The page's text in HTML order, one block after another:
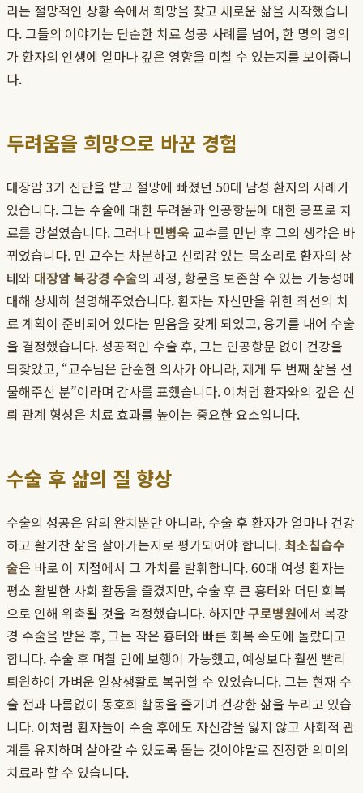
라는 절망적인 상황 속에서 희망을 찾고 새로운 삶을 시작했습니
다. 그들의 이야기는 단순한 치료 성공 사례를 넘어, 한 명의 명의
가 환자의 인생에 얼마나 깊은 영향을 미칠 수 있는지를 보여줍니
다.
두려움을 희망으로 바꾼 경험
대장암 3기 진단을 받고 절망에 빠졌던 50대 남성 환자의 사례가
있습니다. 그는 수술에 대한 두려움과 인공항문에 대한 공포로 치
료를 망설였습니다. 그러나 민병욱 교수를 만난 후 그의 생각은 바
뀌었습니다. 민 교수는 차분하고 신뢰감 있는 목소리로 환자의 상
태와 대장암 복강경 수술의 과정, 항문을 보존할 수 있는 가능성에
대해 상세히 설명해주었습니다. 환자는 자신만을 위한 최선의 치
료 계획이 준비되어 있다는 믿음을 갖게 되었고, 용기를 내어 수술
을 결정했습니다. 성공적인 수술 후, 그는 인공항문 없이 건강을
되찾았고, “교수님은 단순한 의사가 아니라, 제게 두 번째 삶을 선
물해주신 분”이라며 감사를 표했습니다. 이처럼 환자와의 깊은 신
뢰 관계 형성은 치료 효과를 높이는 중요한 요소입니다.
수술 후 삶의 질 향상
수술의 성공은 암의 완치뿐만 아니라, 수술 후 환자가 얼마나 건강
하고 활기찬 삶을 살아가는지로 평가되어야 합니다. 최소침습수
술은 바로 이 지점에서 그 가치를 발휘합니다. 60대 여성 환자는
평소 활발한 사회 활동을 즐겼지만, 수술 후 큰 흉터와 더딘 회복
으로 인해 위축될 것을 걱정했습니다. 하지만구로병원에서 복강
경 수술을 받은 후, 그는 작은 흉터와 빠른 회복 속도에 놀랐다고
합니다. 수술 후 며칠 만에 보행이 가능했고, 예상보다 훨씬 빨리
퇴원하여 가벼운 일상생활로 복귀할 수 있었습니다. 그는 현재 수
술 전과 다름없이 동호회 활동을 즐기며 건강한 삶을 누리고 있습
니다. 이처럼 환자들이 수술 후에도 자신감을 잃지 않고 사회적 관
계를 유지하며 살아갈 수 있도록 돕는 것이야말로 진정한 의미의
치료라 할 수 있습니다.